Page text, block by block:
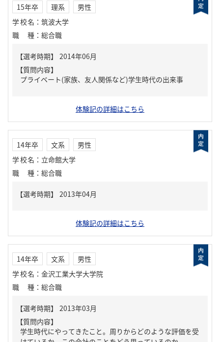
15年卒 理系
男性
学校名 ： 筑波大学
職種 ： 総合職
【質問内容】
プライベート(家族、友人関係など)学生時代の出来事
体験記の詳細はこちら
14年卒 文系
男性
学校名 ： 立命館大学
職種 ： 総合職
体験記の詳細はこちら
14年卒 文系
男性
学校名 ： 金沢工業大学大学院
職種 ： 総合職
【質問内容】
学生時代にやってきたこと。周りからどのような評価を受